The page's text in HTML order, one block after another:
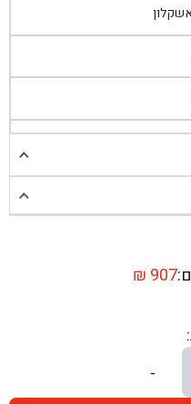
4 - פרדיס
עיילבון - עיילבון
₪ 907
-